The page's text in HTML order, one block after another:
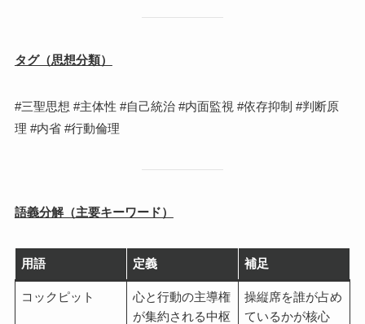
タグ（思想分類）
#三聖思想 #主体性 #自己統治 #内面監視 #依存抑制 #判断原
理 #内省 #行動倫理
語義分解（主要キーワード）
用語 定義 補足
コックピット
心と行動の主導権
が集約される中枢
操縦席を誰が占め
ているかが核心